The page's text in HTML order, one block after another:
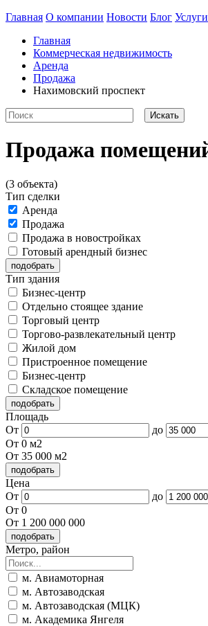
Главная О компании Новости Блог Услуги
Главная
Коммерческая недвижимость
Аренда
Продажа
Нахимовский проспект
Продажа
(3 объекта)
Тип сделки
Аренда
Продажа
Продажа в новостройках
Готовый арендный бизнес
Тип здания
Бизнес-центр
Отдельно стоящее здание
Торговый центр
Торгово-развлекательный центр
Жилой дом
Пристроенное помещение
Бизнес-центр
Складское помещение
Площадь
От
до
От 0 м2
От 35 000 м2
Цена
От
до
От 0
От 1 200 000 000
Метро, район
м. Авиамоторная
м. Автозаводская
м. Автозаводская (МЦК)
м. Академика Янгеля